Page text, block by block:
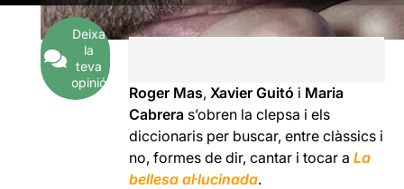
Deixa
la
teva
opinió
Roger Mas,Xavier Guitó i Maria
Cabrera s’obren la clepsa i els
diccionaris per buscar, entre clàssics i
no, formes de dir, cantar i tocar aLa
bellesa al·lucinada.